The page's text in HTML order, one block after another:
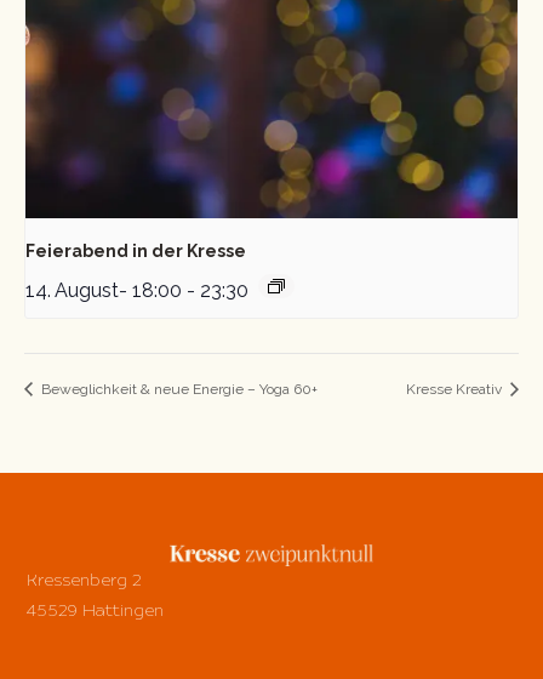
Feierabend in der Kresse
14. August- 18:00 - 23:30
Beweglichkeit & neue Energie – Yoga 60+ Kresse Kreativ
Kressenberg 2
45529 Hattingen